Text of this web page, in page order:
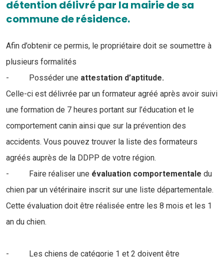
détention délivré par la mairie de sa
commune de résidence.
Afin d’obtenir ce permis, le propriétaire doit se soumettre à
plusieurs formalités
- Posséder une attestation d’aptitude.
Celle-ci est délivrée par un formateur agréé après avoir suivi
une formation de 7 heures portant sur l’éducation et le
comportement canin ainsi que sur la prévention des
accidents. Vous pouvez trouver la liste des formateurs
agréés auprès de la DDPP de votre région.
- Faire réaliser une évaluation comportementale du
chien par un vétérinaire inscrit sur une liste départementale.
Cette évaluation doit être réalisée entre les 8 mois et les 1
an du chien.
- Les chiens de catégorie 1 et 2 doivent être